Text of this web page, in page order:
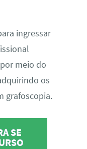
ingressar
meio do
os
grafoscopia.
SE